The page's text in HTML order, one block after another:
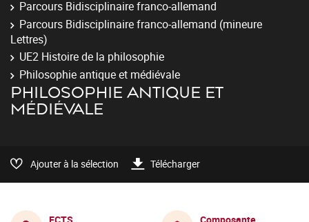
Parcours Bidisciplinaire franco-allemand
Parcours Bidisciplinaire franco-allemand (mineure
Lettres)
UE2 Histoire de la philosophie
Philosophie antique et médiévale
PHILOSOPHIE ANTIQUE ET
MÉDIÉVALE
Ajouter à la sélection Télécharger
ECTS
Composante